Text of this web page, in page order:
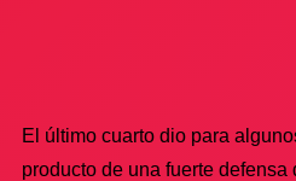
El último cuarto dio para
producto de una fuerte